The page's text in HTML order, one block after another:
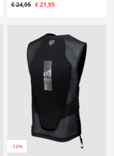
€ 24,95 € 21,95
-13%